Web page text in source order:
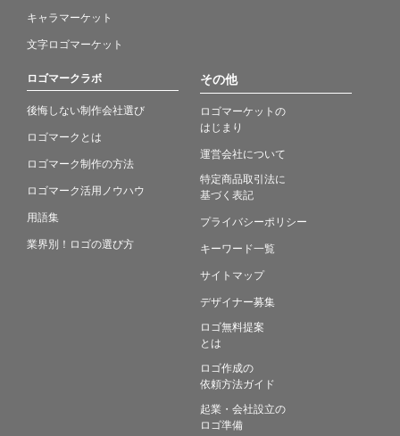
キャラマーケット
文字ロゴマーケット
ロゴマークラボ
後悔しない制作会社選び
ロゴマークとは
ロゴマーク制作の方法
ロゴマーク活用ノウハウ
用語集
業界別！ロゴの選び方
その他
ロゴマーケットの
はじまり
運営会社について
特定商品取引法に
基づく表記
プライバシーポリシー
キーワード一覧
サイトマップ
デザイナー募集
ロゴ無料提案
とは
ロゴ作成の
依頼方法ガイド
起業・会社設立の
ロゴ準備